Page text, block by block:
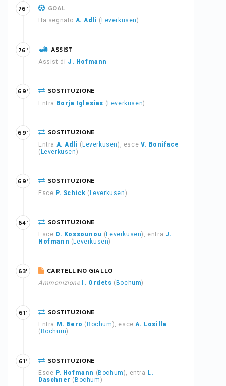
GOAL
Ha segnato A. Adli ( Leverkusen)
76'
ASSIST
Assist di J. Hofmann
76'
SOSTITUZIONE
Entra Borja Iglesias ( Leverkusen)
69'
SOSTITUZIONE
Entra A. Adli ( Leverkusen), esce V. Boniface
( Leverkusen)
69'
SOSTITUZIONE
Esce P. Schick ( Leverkusen)
69'
SOSTITUZIONE
Esce O. Kossounou ( Leverkusen), entra J.
Hofmann ( Leverkusen)
64'
CARTELLINO GIALLO
Ammonizione I. Ordets ( Bochum)
63'
SOSTITUZIONE
Entra M. Bero ( Bochum), esceA. Losilla
( Bochum)
61'
SOSTITUZIONE
Esce P. Hofmann ( Bochum), entra L.
Daschner ( Bochum)
61'